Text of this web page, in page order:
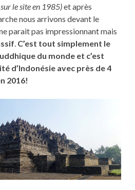
le site en 1985)et après
nous arrivons devant le
parait pas impressionnant mais
. C’est tout simplement le
du monde et c’est
d’Indonésie avec près de 4
2016!